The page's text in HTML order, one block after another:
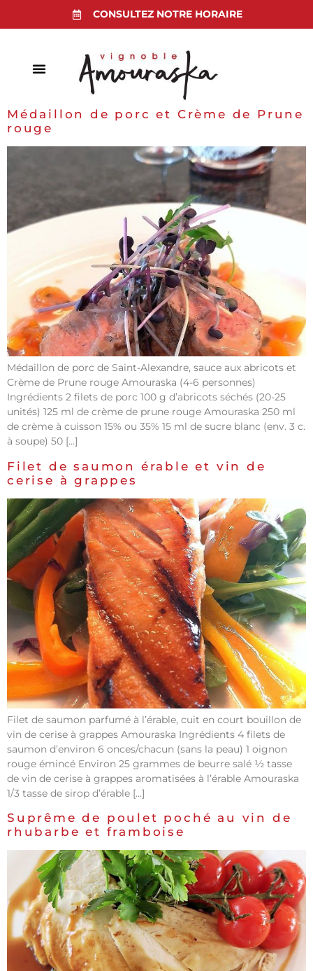
CONSULTEZ NOTRE HORAIRE
Médaillon de porc et Crème de Prune
rouge
Médaillon de porc de Saint-Alexandre, sauce aux abricots et
Crème de Prune rouge Amouraska (4-6 personnes)
Ingrédients 2 filets de porc 100 g d’abricots séchés (20-25
unités) 125 ml de crème de prune rouge Amouraska 250 ml
de crème à cuisson 15% ou 35% 15 ml de sucre blanc (env. 3 c.
à soupe) 50 […]
Filet de saumon érable et vin de
cerise à grappes
Filet de saumon parfumé à l’érable, cuit en court bouillon de
vin de cerise à grappes Amouraska Ingrédients 4 filets de
saumon d’environ 6 onces/chacun (sans la peau) 1 oignon
rouge émincé Environ 25 grammes de beurre salé ½ tasse
de vin de cerise à grappes aromatisées à l’érable Amouraska
1/3 tasse de sirop d’érable […]
Suprême de poulet poché au vin de
rhubarbe et framboise